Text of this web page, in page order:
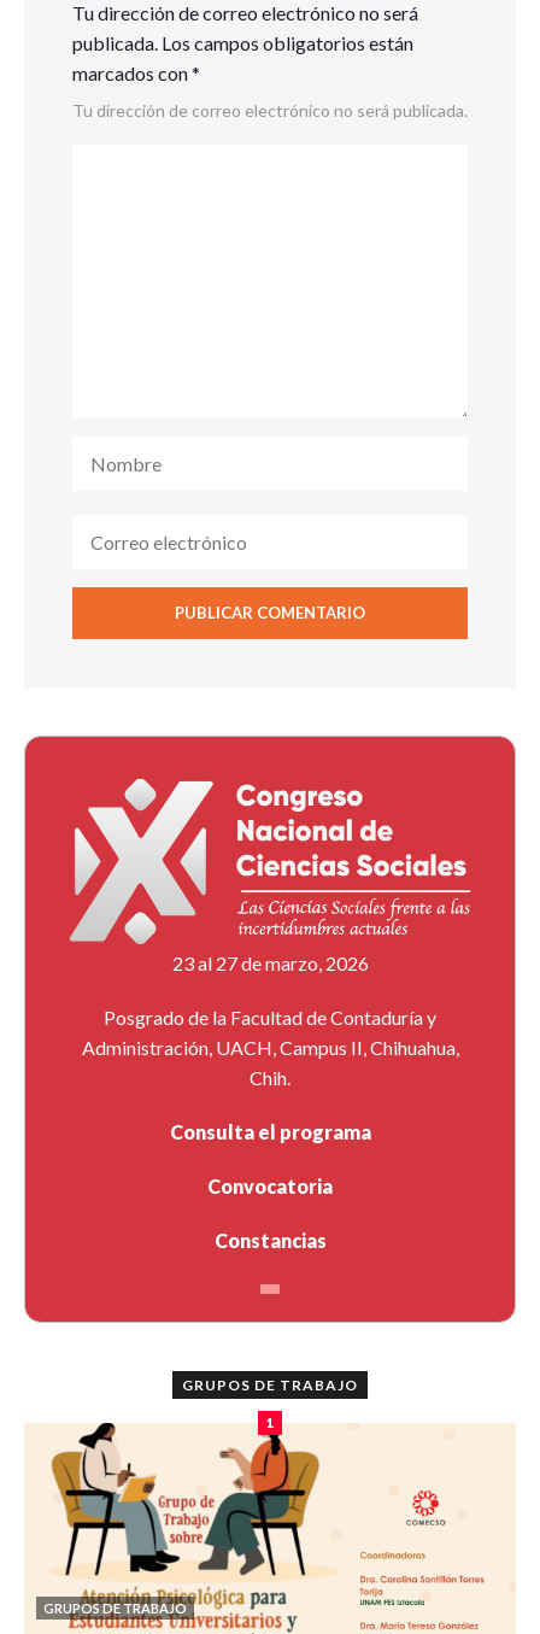
Tu dirección de correo electrónico no será
publicada. Los campos obligatorios están
marcados con*
Tu dirección de correo electrónico no será publicada.
23 al 27 de marzo, 2026
Posgrado de la Facultad de Contaduría y
Administración, UACH, Campus II, Chihuahua,
Chih.
Consulta el programa
Convocatoria
Constancias
GRUPOS DE TRABAJO
1
GRUPOS DE TRABAJO